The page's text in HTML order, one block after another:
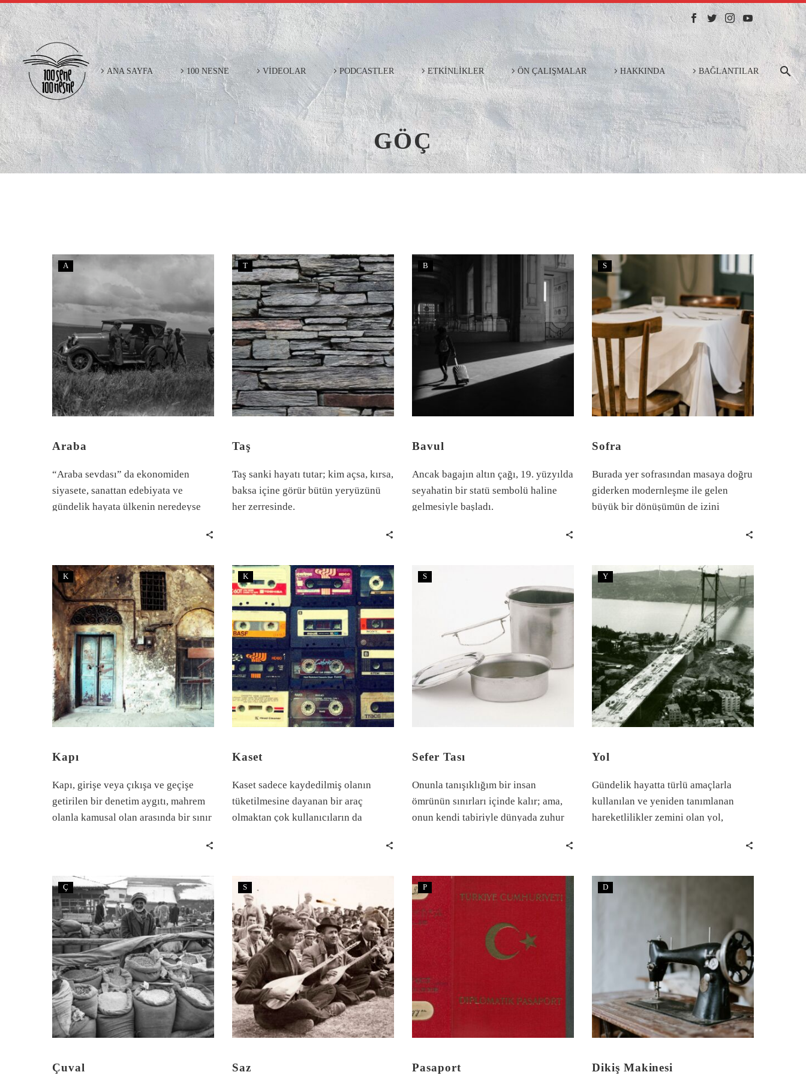
ANA SAYFA 100 NESNE VİDEOLAR PODCASTLER ETKİNLİKLER ÖN ÇALIŞMALAR HAKKINDA BAĞLANTILAR
GÖÇ
A
Araba
“Araba sevdası” da ekonomiden
siyasete, sanattan edebiyata ve
gündelik hayata ülkenin neredeyse
T
Taş
Taş sanki hayatı tutar; kim açsa, kırsa,
baksa içine görür bütün yeryüzünü
her zerresinde.
B
Bavul
Ancak bagajın altın çağı, 19. yüzyılda
seyahatin bir statü sembolü haline
gelmesiyle başladı.
S
Sofra
Burada yer sofrasından masaya doğru
giderken modernleşme ile gelen
büyük bir dönüşümün de izini
bu.
K
Kapı
Kapı, girişe veya çıkışa ve geçişe
getirilen bir denetim aygıtı, mahrem
olanla kamusal olan arasında bir sınır
zihinlerde o ilk ev resimlerindeki iki
boyutu ile resmedilen bir dikdörtgen.
K
Kaset
Kaset sadece kaydedilmiş olanın
tüketilmesine dayanan bir araç
olmaktan çok kullanıcıların da
mümkün kılmasıyla insan yaratıcılığı
alanı açıyordu.
S
Sefer Tası
Onunla tanışıklığım bir insan
ömrünün sınırları içinde kalır; ama,
onun kendi tabiriyle dünyada zuhur
Y
Yol
Gündelik hayatta türlü amaçlarla
kullanılan ve yeniden tanımlanan
hareketlilikler zemini olan yol,
eskimeyen bir siyasi vaat.
Ç
Çuval
S
Saz
P
Pasaport
D
Dikiş Makinesi